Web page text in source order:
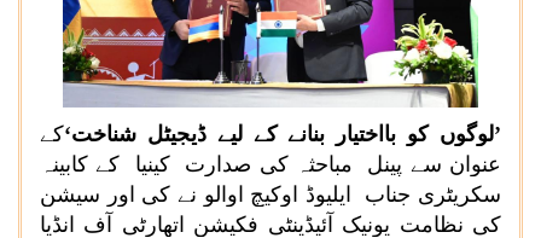
’لوگوں کو بااختیار بنانے کے لیے ڈیجیٹل شناخت‘کے
عنوان سے پینل مباحثہ کی صدارت کینیا کے کابینہ
سکریٹری جناب ایلیوڈ اوکیچ اوالو نے کی اور سیشن
کی نظامت یونیک آئیڈینٹی فکیشن اتھارٹی آف انڈیا